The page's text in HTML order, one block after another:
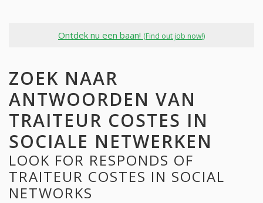
Ontdek nu een baan! (Find out job now!)
ZOEK NAAR
ANTWOORDEN VAN
TRAITEUR COSTES IN
SOCIALE NETWERKEN
LOOK FOR RESPONDS OF
TRAITEUR COSTES IN SOCIAL
NETWORKS